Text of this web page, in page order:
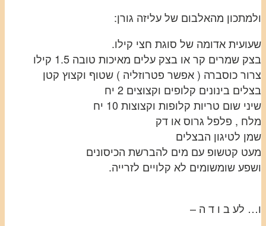
ולמתכון מהאלבום של עליזה גורן:
שעועית אדומה של סוגת חצי קילו.
בצק שמרים קר או בצק עלים מאיכות טובה 1.5 קילו
צרור כוסברה ( אפשר פטרוזליה ) שטוף וקצוץ קטן
בצלים בינונים קלופים וקצוצים 2 יח
שיני שום טריות קלופות וקצוצות 10 יח
מלח , פלפל גרוס או דק
שמן לטיגון הבצלים
מעט קטשופ עם מים להברשת הכיסונים
ושפע שומשומים לא קלויים לזרייה.
ו… לע ב ו ד ה –